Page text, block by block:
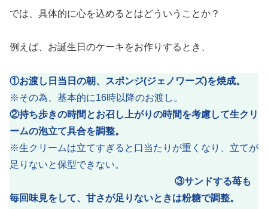
では、具体的に心を込めるとはどういうことか？
例えば、お誕生日のケーキをお作りするとき、
①お渡し日当日の朝、スポンジ(ジェノワーズ)を焼成。
※その為、基本的に16時以降のお渡し。
②持ち歩きの時間とお召し上がりの時間を考慮して生クリ
ームの泡立て具合を調整。
※生クリームは立てすぎると口当たりが重くなり、立てが
足りないと保型できない。
③サンドする苺も
毎回味見をして、甘さが足りないときは粉糖で調整。